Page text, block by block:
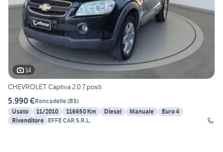
14
CHEVROLET Captiva 2.0 7 posti
5.990 €Roncadelle(BS)
Usato
11/2010 116650 Km Diesel Manuale
Euro 4
Rivenditore EFFE CAR S.R.L.